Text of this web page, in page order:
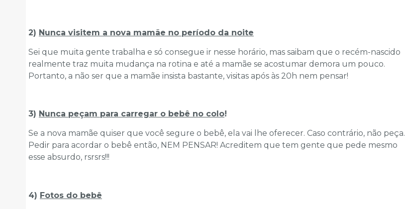
2) Nunca visitem a nova mamãe no período da noite
Sei que muita gente trabalha e só consegue ir nesse horário, mas saibam que o recém-nascido
realmente traz muita mudança na rotina e até a mamãe se acostumar demora um pouco.
Portanto, a não ser que a mamãe insista bastante, visitas após às 20h nem pensar!
3) Nunca peçam para carregar o bebê no colo!
Se a nova mamãe quiser que você segure o bebê, ela vai lhe oferecer. Caso contrário, não peça.
Pedir para acordar o bebê então, NEM PENSAR! Acreditem que tem gente que pede mesmo
esse absurdo, rsrsrs!!!
4) Fotos do bebê